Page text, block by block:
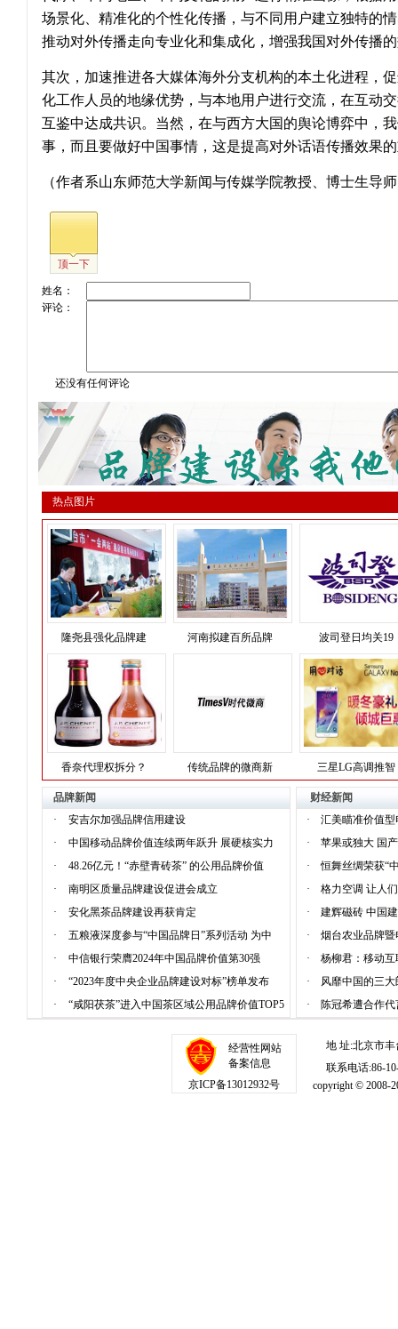
场景化、精准化的个性化传播，与不同用户建立独特的
推动对外传播走向专业化和集成化，增强我国对外传播
其次，加速推进各大媒体海外分支机构的本土化进程，
化工作人员的地缘优势，与本地用户进行交流，在互动
互鉴中达成共识。当然，在与西方大国的舆论博弈中，
事，而且要做好中国事情，这是提高对外话语传播效果
（作者系山东师范大学新闻与传媒学院教授、博士生导
顶一下
姓名：
评论：
还没有任何评论
热点图片
隆尧县强化品牌建 河南拟建百所品牌 波司登日均关19
香奈代理权拆分？ 传统品牌的微商新 三星LG高调推智
品牌新闻
·
安吉尔加强品牌信用建设
·
中国移动品牌价值连续两年跃升 展硬核实力
·
48.26亿元！“赤壁青砖茶” 的公用品牌价值
·
南明区质量品牌建设促进会成立
·
安化黑茶品牌建设再获肯定
·
五粮液深度参与“中国品牌日”系列活动 为中
·
中信银行荣膺2024年中国品牌价值第30强
·
“2023年度中央企业品牌建设对标”榜单发布
·
“咸阳茯茶”进入中国茶区域公用品牌价值TOP5
财经新闻
·
汇美瞄准价值
·
苹果或独大 国
·
恒舞丝绸荣获“
·
格力空调 让人
·
建辉磁砖 中国
·
烟台农业品牌
·
杨柳君：移动
·
风靡中国的三
·
陈冠希遭合作
经营性网站
备案信息
京ICP备13012932号
地 址:北京市
联系电话:86-
copyright © 2008-